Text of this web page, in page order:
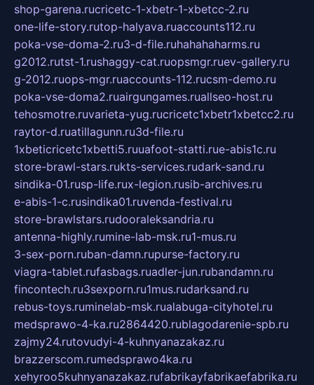
shop-garena.rucricetc-1-xbetr-1-xbetcc-2.ru
one-life-story.rutop-halyava.ruaccounts112.ru
poka-vse-doma-2.ru3-d-file.ruhahahaharms.ru
g2012.rutst-1.rushaggy-cat.ruopsmgr.ruev-gallery.ru
g-2012.ruops-mgr.ruaccounts-112.rucsm-demo.ru
poka-vse-doma2.ruairgungames.ruallseo-host.ru
tehosmotre.ruvarieta-yug.rucricetc1xbetr1xbetcc2.ru
raytor-d.ruatillagunn.ru3d-file.ru
1xbeticricetc1xbetti5.ruuafoot-statti.rue-abis1c.ru
store-brawl-stars.rukts-services.rudark-sand.ru
sindika-01.rusp-life.rux-legion.rusib-archives.ru
e-abis-1-c.rusindika01.ruvenda-festival.ru
store-brawlstars.rudooraleksandria.ru
antenna-highly.rumine-lab-msk.ru1-mus.ru
3-sex-porn.ruban-damn.rupurse-factory.ru
viagra-tablet.rufasbags.ruadler-jun.rubandamn.ru
fincontech.ru3sexporn.ru1mus.rudarksand.ru
rebus-toys.ruminelab-msk.rualabuga-cityhotel.ru
medsprawo-4-ka.ru2864420.rublagodarenie-spb.ru
zajmy24.rutovudyi-4-kuhnyanazakaz.ru
brazzerscom.rumedsprawo4ka.ru
xehyroo5kuhnyanazakaz.rufabrikayfabrikaefabrika.ru